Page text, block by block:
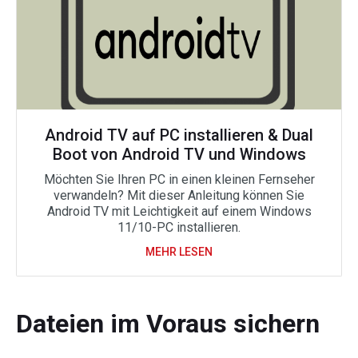
Android TV auf PC installieren & Dual
Boot von Android TV und Windows
Möchten Sie Ihren PC in einen kleinen Fernseher
verwandeln? Mit dieser Anleitung können Sie
Android TV mit Leichtigkeit auf einem Windows
11/10-PC installieren.
MEHR LESEN
Dateien im Voraus sichern